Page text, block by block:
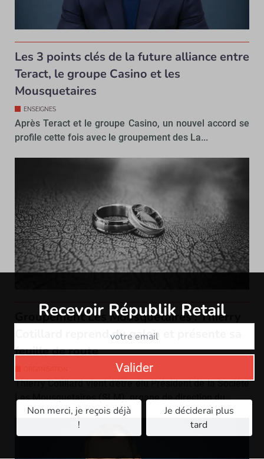
Les 3 points clés de la future alliance entre
Teract, le groupe Casino et les
Mousquetaires
ENSEIGNES
Après Teract et le groupe Casino, un nouvel accord se
profile cette fois avec le groupement des La...
Groupement Les Mousquetaires : Thierry
Cotillard reprend du galon et présente sa
feuille de route
Thierry Cotillard vient d’être élu Président de la Société
Les Mousquetaires (SLM), organe de direction du...
Recevoir Républik Retail
Valider
Non merci, je reçois déjà
!
Je déciderai plus
tard